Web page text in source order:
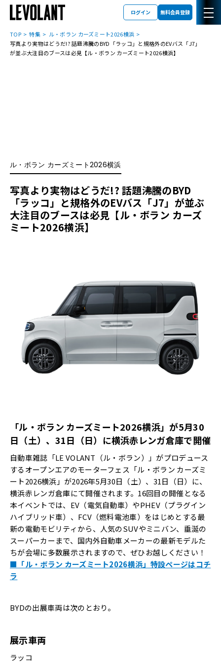
ログイン 無料会員登録
TOP 特集
ル・ボラン カーズミート2026横浜
写真より実物はどうだ!? 話題沸騰のBYD「ラッコ」と規格外のEVバス「J7」
が並ぶ大注目のブースは必見【ル・ボラン カーズミート2026横浜】
ル・ボラン カーズミート2026横浜
写真より実物はどうだ!? 話題沸騰のBYD
「ラッコ」と規格外のEVバス「J7」が並ぶ
大注目のブースは必見【ル・ボラン カーズ
ミート2026横浜】
「ル・ボラン カーズミート2026横浜」が5月30
日（土）、31日（日）に横浜赤レンガ倉庫で開催
自動車雑誌「LE VOLANT（ル・ボラン）」がプロデュース
するオープンエアのモーターフェス「ル・ボラン カーズミ
ート2026横浜」が2026年5月30日（土）、31日（日）に、
横浜赤レンガ倉庫にて開催されます。16回目の開催となる
本イベントでは、EV（電気自動車）やPHEV（プラグイン
ハイブリッド車）、FCV（燃料電池車）をはじめとする最
新の電動モビリティから、人気のSUVやミニバン、垂涎の
スーパーカーまで、国内外自動車メーカーの最新モデルた
ちが会場に多数展示されますので、ぜひお越しください！
■「ル・ボラン カーズミート2026横浜」特設ページはコチ
ラ
BYDの出展車両は次のとおり。
展示車両
ラッコ